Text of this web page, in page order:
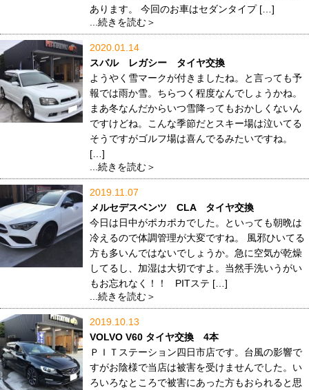
あります。 今回のお車はセダンタイプ […]
...続きを読む＞
2020.01.14
スバル レガシー タイヤ交換
ようやく雪マークが付きましたね。と言っても予
報では雨か雪。ちらつく程度なんでしょうかね。
まあ冬なんだからいつ雪降ってもおかしくないん
ですけどね。こんな季節だとスキー場は泣いてる
そうですがゴルフ場は喜んでるみたいですね。
[…]
...続きを読む＞
2019.11.07
メルセデスベンツ CLA タイヤ交換
今日は日中がポカポカでした。といっても朝晩は
冷えるので体調管理が大変ですね。 風邪ひいてる
方も多いんではないでしょうか。急に空気が乾燥
してるし、加湿は大切ですよ。当然手洗いうがい
もお忘れなく！！ PITステ […]
...続きを読む＞
2019.10.13
VOLVO V60 タイヤ交換 4本
ＰＩＴステーション四日市店です。台風の影響で
すがお陰様で当店は被害を受けませんでした。い
ろいろなところで被害にあった方もおられると思